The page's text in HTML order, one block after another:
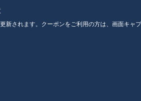
新されます。クーポンをご利用の方は、画面キャ